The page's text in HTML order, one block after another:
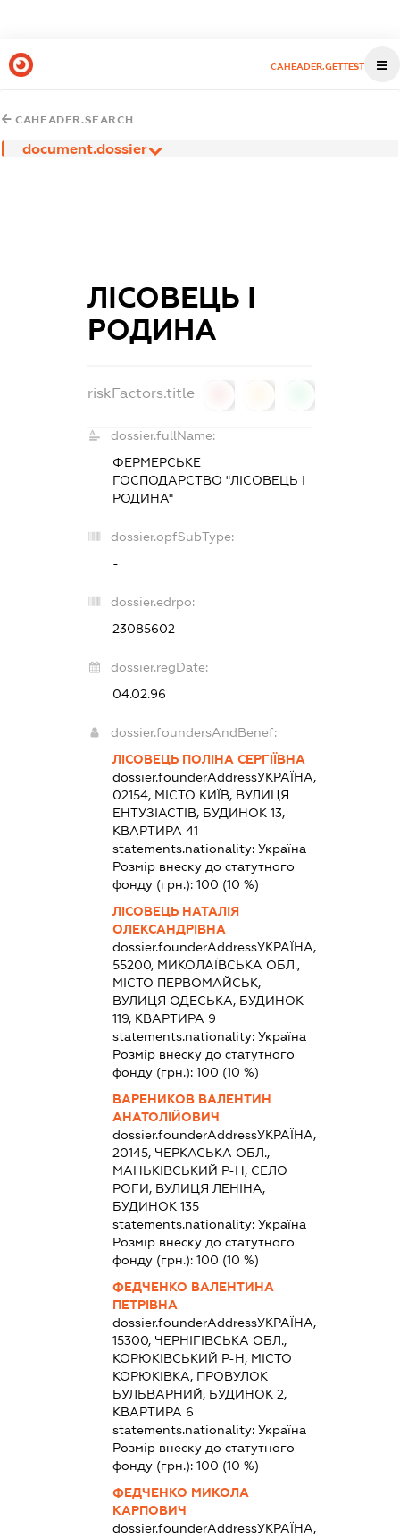
CAHEADER.GETTEST
CAHEADER.SEARCH
document.dossier
ЛІСОВЕЦЬ І
РОДИНА
riskFactors.title
dossier.fullName:
ФЕРМЕРСЬКЕ
ГОСПОДАРСТВО "ЛІСОВЕЦЬ І
РОДИНА"
dossier.opfSubType:
-
dossier.edrpo:
23085602
dossier.regDate:
04.02.96
dossier.foundersAndBenef:
ЛІСОВЕЦЬ ПОЛІНА СЕРГІЇВНА
dossier.founderAddressУКРАЇНА,
02154, МІСТО КИЇВ, ВУЛИЦЯ
ЕНТУЗІАСТІВ, БУДИНОК 13,
КВАРТИРА 41
statements.nationality: Україна
Розмір внеску до статутного
фонду (грн.): 100 (10 %)
ЛІСОВЕЦЬ НАТАЛІЯ
ОЛЕКСАНДРІВНА
dossier.founderAddressУКРАЇНА,
55200, МИКОЛАЇВСЬКА ОБЛ.,
МІСТО ПЕРВОМАЙСЬК,
ВУЛИЦЯ ОДЕСЬКА, БУДИНОК
119, КВАРТИРА 9
statements.nationality: Україна
Розмір внеску до статутного
фонду (грн.): 100 (10 %)
ВАРЕНИКОВ ВАЛЕНТИН
АНАТОЛІЙОВИЧ
dossier.founderAddressУКРАЇНА,
20145, ЧЕРКАСЬКА ОБЛ.,
МАНЬКІВСЬКИЙ Р-Н, СЕЛО
РОГИ, ВУЛИЦЯ ЛЕНІНА,
БУДИНОК 135
statements.nationality: Україна
Розмір внеску до статутного
фонду (грн.): 100 (10 %)
ФЕДЧЕНКО ВАЛЕНТИНА
ПЕТРІВНА
dossier.founderAddressУКРАЇНА,
15300, ЧЕРНІГІВСЬКА ОБЛ.,
КОРЮКІВСЬКИЙ Р-Н, МІСТО
КОРЮКІВКА, ПРОВУЛОК
БУЛЬВАРНИЙ, БУДИНОК 2,
КВАРТИРА 6
statements.nationality: Україна
Розмір внеску до статутного
фонду (грн.): 100 (10 %)
ФЕДЧЕНКО МИКОЛА
КАРПОВИЧ
dossier.founderAddressУКРАЇНА,